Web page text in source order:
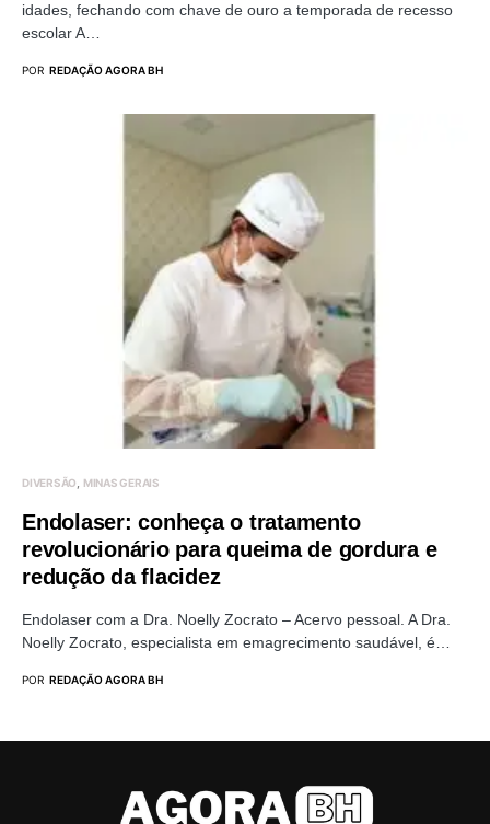
idades, fechando com chave de ouro a temporada de recesso
escolar A…
POR REDAÇÃO AGORA BH
DIVERSÃO MINAS GERAIS
Endolaser: conheça o tratamento
revolucionário para queima de gordura e
redução da flacidez
Endolaser com a Dra. Noelly Zocrato – Acervo pessoal. A Dra.
Noelly Zocrato, especialista em emagrecimento saudável, é…
POR REDAÇÃO AGORA BH